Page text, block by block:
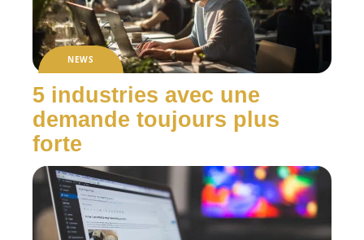
NEWS
5 industries avec une
demande toujours plus
forte